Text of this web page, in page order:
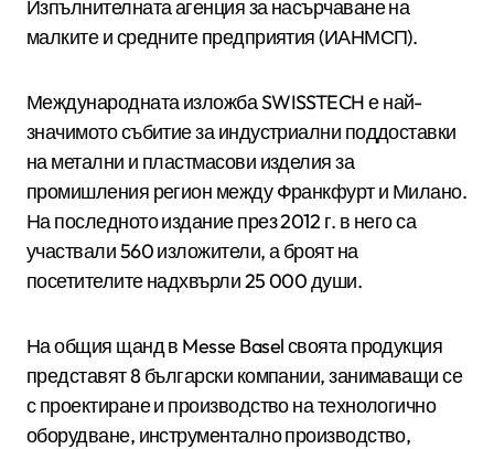
Изпълнителната агенция за насърчаване на
малките и средните предприятия (ИАНМСП).
Международната изложба SWISSTECH е най-
значимото събитие за индустриални поддоставки
на метални и пластмасови изделия за
промишления регион между Франкфурт и Милано.
На последното издание през 2012 г. в него са
участвали 560 изложители, а броят на
посетителите надхвърли 25 000 души.
На общия щанд в Messe Basel своята продукция
представят 8 български компании, занимаващи се
с проектиране и производство на технологично
оборудване, инструментално производство,